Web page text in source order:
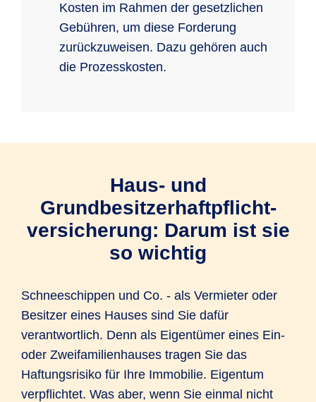
Kosten im Rahmen der gesetzlichen
Gebühren, um diese Forderung
zurückzuweisen. Dazu gehören auch
die Prozesskosten.
Haus- und
Grundbesitzerhaftpflicht­
versicherung: Darum ist sie
so wichtig
Schneeschippen und Co. - als Vermieter oder
Besitzer eines Hauses sind Sie dafür
verantwortlich. Denn als Eigentümer eines Ein-
oder Zweifamilienhauses tragen Sie das
Haftungsrisiko für Ihre Immobilie. Eigentum
verpflichtet. Was aber, wenn Sie einmal nicht